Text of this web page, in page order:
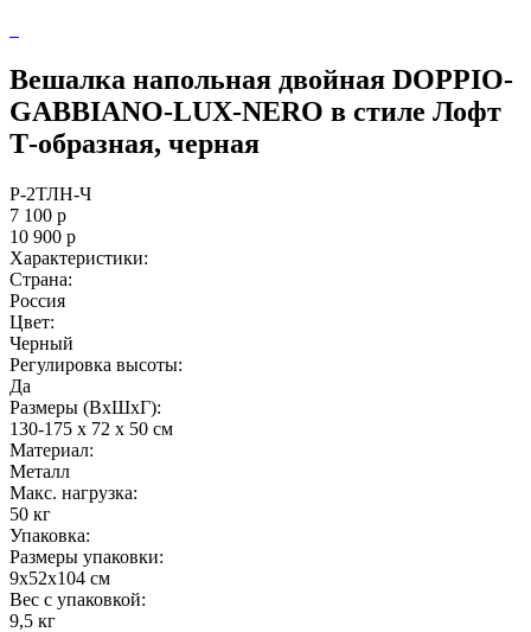
Вешалка напольная двойная DOPPIO-
GABBIANO-LUX-NERO в стиле Лофт
Т-образная, черная
Р-2ТЛН-Ч
7 100 р
10 900 р
Характеристики:
Страна:
Россия
Цвет:
Черный
Регулировка высоты:
Да
Размеры (ВxШxГ):
130-175 x 72 x 50 см
Материал:
Металл
Maкс. нагрузка:
50 кг
Упаковка:
Размеры упаковки:
9x52x104 см
Вес с упаковкой:
9,5 кг